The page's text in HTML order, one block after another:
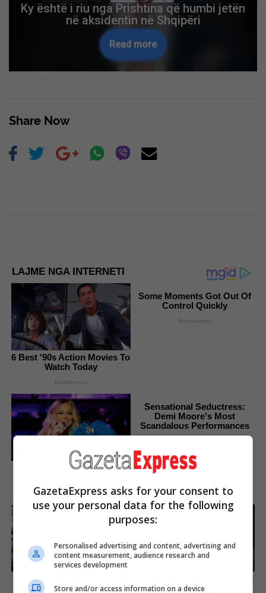
Ky është i riu nga Prishtina që humbi jetën
në aksidentin në Shqipëri
Read more
Share Now
LAJME NGA INTERNETI
6 Best '90s Action Movies To
Watch Today
Brainberries
Some Moments Got Out Of
Control Quickly
Brainberries
Top 10 Pop Divas - Number
Brainberries
Sensational Seductress:
Demi Moore's Most
Scandalous Performances
It Might Be Quentin
Tarantino's Last Movie
Top 10 Pop Divas (She's Not
Number 1)
GazetaExpress asks for your consent to
use your personal data for the following
purposes:
Personalised advertising and content, advertising and
content measurement, audience research and
services development
Store and/or access information on a device